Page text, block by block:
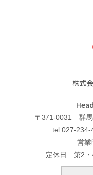
株式
〒371-0031 群馬
tel.027-234-
営
定休日 第2・